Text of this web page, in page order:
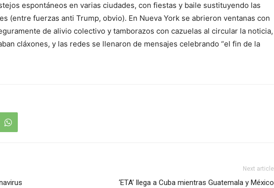
espontáneos en varias ciudades, con fiestas y baile sustituyendo las
(entre fuerzas anti Trump, obvio). En Nueva York se abrieron ventanas con
de alivio colectivo y tamborazos con cazuelas al circular la noticia,
cláxones, y las redes se llenaron de mensajes celebrando “el fin de la
Next article
‘ETA’ llega a Cuba mientras Guatemala y México